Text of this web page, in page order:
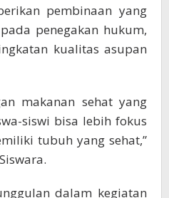
pembinaan yang
penegakan hukum,
kualitas asupan
makanan sehat yang
siswi bisa lebih fokus
tubuh yang sehat,”
dalam kegiatan